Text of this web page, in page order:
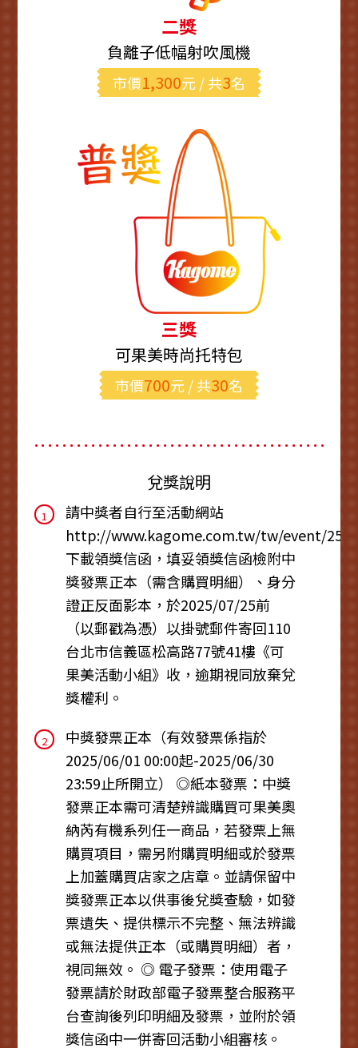
二獎
負離子低幅射吹風機
市價1,300元 / 共3名
三獎
可果美時尚托特包
市價700元 / 共30名
兌獎說明
1
請中獎者自行至活動網站
http://www.kagome.com.tw/tw/event/25
下載領獎信函，填妥領獎信函檢附中
獎發票正本（需含購買明細）、身分
證正反面影本，於2025/07/25前
（以郵戳為憑）以掛號郵件寄回110
台北市信義區松高路77號41樓《可
果美活動小組》收，逾期視同放棄兌
獎權利。
2
中獎發票正本（有效發票係指於
2025/06/01 00:00起-2025/06/30
23:59止所開立） ◎紙本發票：中獎
發票正本需可清楚辨識購買可果美奧
納芮有機系列任一商品，若發票上無
購買項目，需另附購買明細或於發票
上加蓋購買店家之店章。並請保留中
獎發票正本以供事後兌獎查驗，如發
票遺失、提供標示不完整、無法辨識
或無法提供正本（或購買明細）者，
視同無效。 ◎ 電子發票：使用電子
發票請於財政部電子發票整合服務平
台查詢後列印明細及發票，並附於領
獎信函中一併寄回活動小組審核。